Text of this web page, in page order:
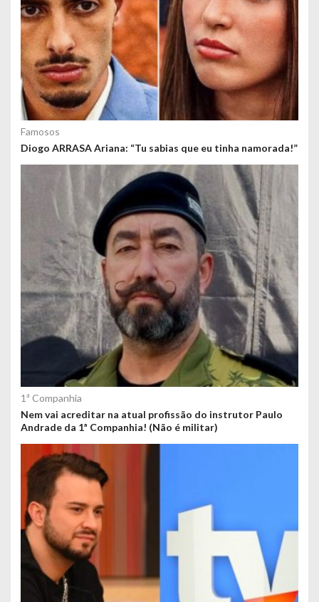
Famosos
Diogo ARRASA Ariana: “Tu sabias que eu tinha namorada!”
1ª Companhia
Nem vai acreditar na atual profissão do instrutor Paulo
Andrade da 1ª Companhia! (Não é militar)